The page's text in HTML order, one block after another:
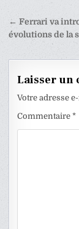
de
l’article
← Ferrari va
évolutions de la
Laisser un
Votre adresse
Commentaire *